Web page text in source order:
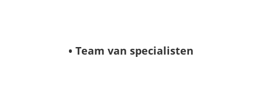
• Team van specialisten